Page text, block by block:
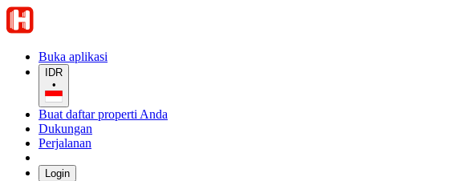
Buka aplikasi
IDR
•
Buat daftar properti Anda
Dukungan
Perjalanan
Login